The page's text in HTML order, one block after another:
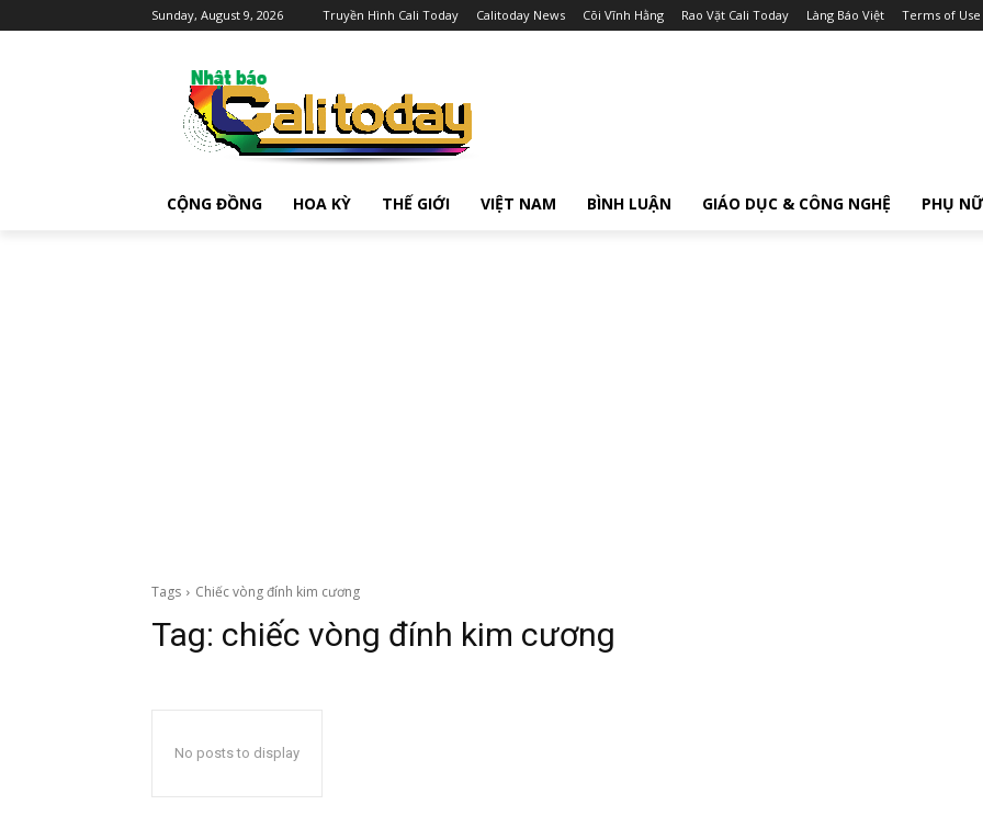
Sunday, August 9, 2026 Truyền Hình Cali Today Calitoday News Cõi Vĩnh Hằng Rao Vặt Cali Today Làng Báo Việt Terms of Use
CỘNG ĐỒNG HOA KỲ THẾ GIỚI VIỆT NAM BÌNH LUẬN GIÁO DỤC & CÔNG NGHỆ PHỤ NỮ
Tags Chiếc vòng đính kim cương
Tag: chiếc vòng đính kim cương
No posts to display